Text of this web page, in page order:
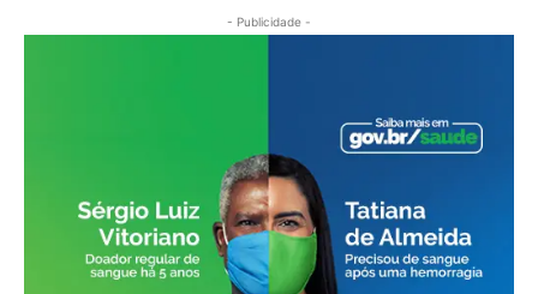
- Publicidade -